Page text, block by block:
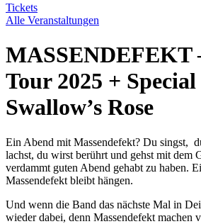
Tickets
Alle Veranstaltungen
MASSENDEFEKT
Tour 2025 +
Swallow’s Rose
Ein Abend mit Massendefekt? Du singst,
lachst, du wirst berührt und gehst mit dem
verdammt guten Abend gehabt zu haben.
Massendefekt bleibt hängen.
Und wenn die Band das nächste Mal in
wieder dabei, denn Massendefekt machen